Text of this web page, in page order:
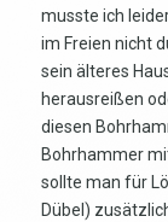
musste ich
im Freien nicht
sein älteres
herausreißen
diesen
Bohrhammer
sollte man für
Dübel)